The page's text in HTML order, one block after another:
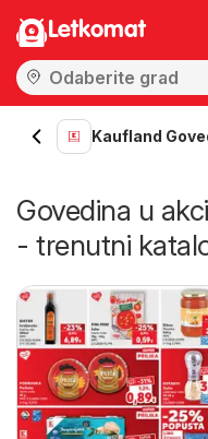
Letkomat
Kaufland
Govedina u
- trenutni